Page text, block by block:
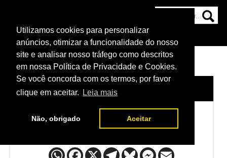
Utilizamos cookies para personalizar
anúncios, otimizar a funcionalidade do nosso
site e analisar nosso tráfego como descritos
em nossa Política de Privacidade e Cookies.
Se você concorda com os termos, por favor
clique em aceitar.
Leia mais
Não, obrigado Aceitar
NOTÍCIAS
HOME LUTADORES /
Wagner Silva